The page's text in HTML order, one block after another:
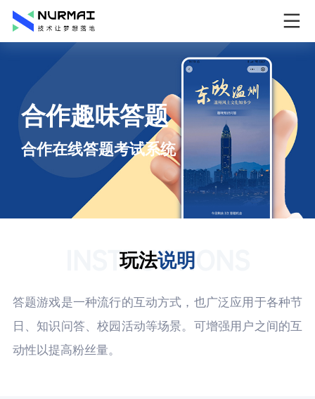
合作趣味答题
合作在线答题考试系统
玩法说明
INSTRUCTIONS
答题游戏是一种流行的互动方式，也广泛应用于各种节
日、知识问答、校园活动等场景。可增强用户之间的互
动性以提高粉丝量。